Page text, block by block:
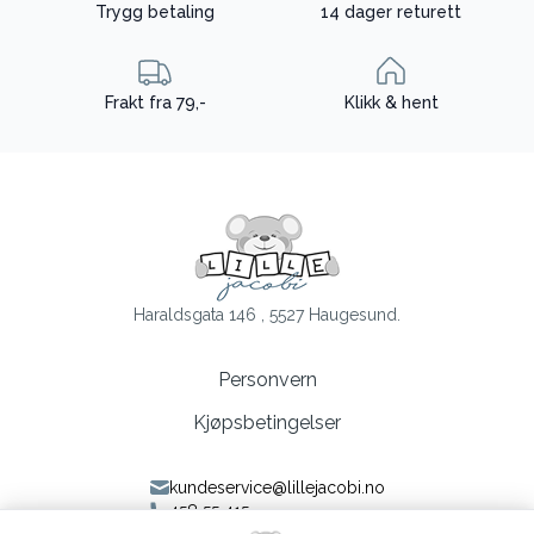
Trygg betaling 14 dager returett
Frakt fra 79,- Klikk & hent
Haraldsgata 146 , 5527 Haugesund.
Personvern
Kjøpsbetingelser
kundeservice@lillejacobi.no
458 55 415